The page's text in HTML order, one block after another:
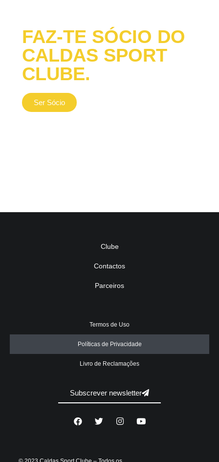
FAZ-TE SÓCIO DO
CALDAS SPORT
CLUBE.
Ser Sócio
Clube
Contactos
Parceiros
Termos de Uso
Políticas de Privacidade
Livro de Reclamações
Subscrever newsletter